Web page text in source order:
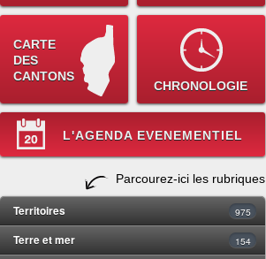
CARTE
DES
CANTONS
CHRONOLOGIE
L'AGENDA EVENEMENTIEL
Parcourez-ici les rubriques
Territoires 975
Terre et mer 154